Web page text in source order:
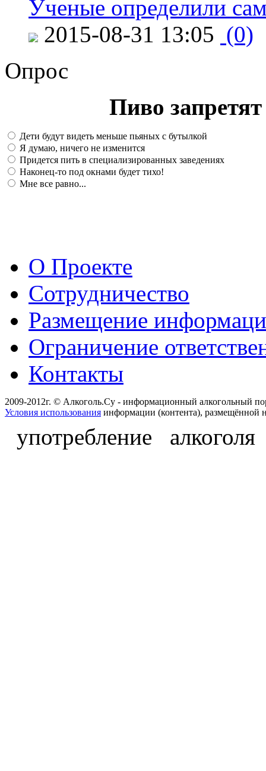
Ученые определили
2015-08-31 13:05 (0)
Опрос
Пиво
Дети будут видеть меньше пьяных с бутылкой
Я думаю, ничего не изменится
Придется пить в специализированных заведениях
Наконец-то под окнами будет тихо!
Мне все равно...
О Проекте
Сотрудничество
Размещение
Ограничение
Контакты
2009-2012г. © Алкоголь.Су - информационный алкогольный
Условия использования информации (контента), размещённой
употребление